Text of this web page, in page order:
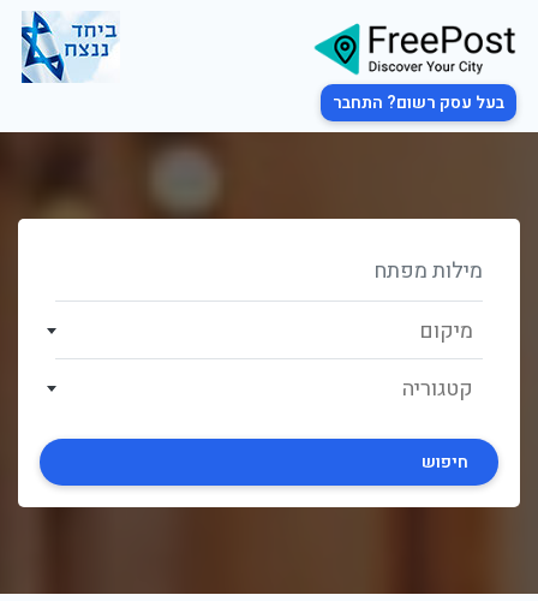
בעל עסק רשום? התחבר
מיקום
קטגוריה
חיפוש